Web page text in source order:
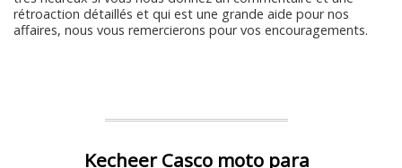
rétroaction détaillés et qui est une grande aide pour nos
affaires, nous vous remercierons pour vos encouragements.
Kecheer Casco moto para